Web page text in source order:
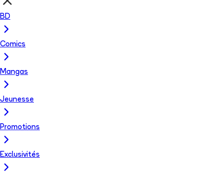
BD
Comics
Mangas
Jeunesse
Promotions
Exclusivités